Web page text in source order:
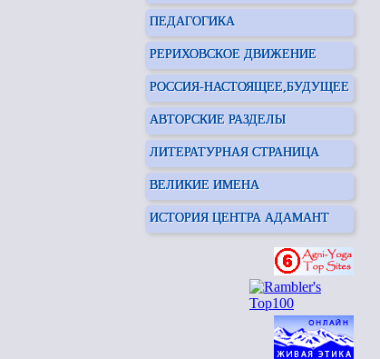
ПЕДАГОГИКА
РЕРИХОВСКОЕ ДВИЖЕНИЕ
РОССИЯ-НАСТОЯЩЕЕ,БУДУЩЕЕ
АВТОРСКИЕ РАЗДЕЛЫ
ЛИТЕРАТУРНАЯ СТРАНИЦА
ВЕЛИКИЕ ИМЕНА
ИСТОРИЯ ЦЕНТРА АДАМАНТ